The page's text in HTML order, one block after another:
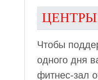
Чтобы
одного дня
фитнес-зал